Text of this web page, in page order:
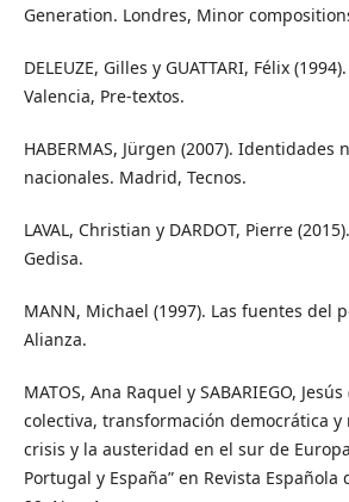
Generation. Londres, Minor
DELEUZE, Gilles y GUATTARI, Félix
Valencia, Pre-textos.
HABERMAS, Jürgen (2007). Identidades
nacionales. Madrid, Tecnos.
LAVAL, Christian y DARDOT, Pierre
Gedisa.
MANN, Michael (1997). Las fuentes del
Alianza.
MATOS, Ana Raquel y SABARIEGO,
colectiva, transformación democrática
crisis y la austeridad en el sur de
Portugal y España” en Revista Española